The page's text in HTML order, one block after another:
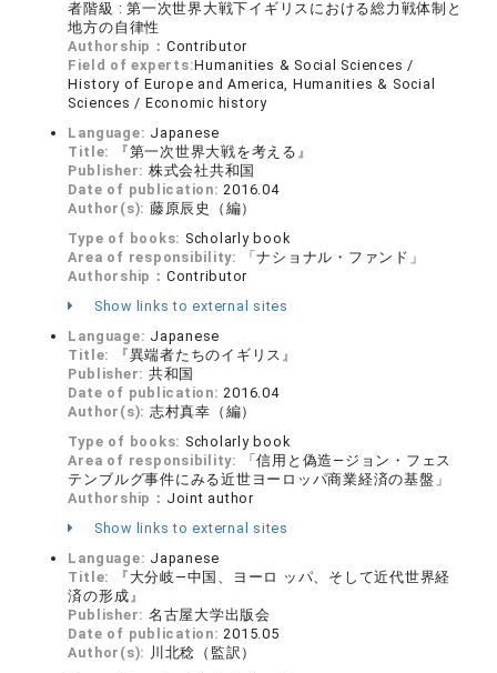
者階級 : 第一次世界大戦下イギリスにおける総力戦体制と
地方の自律性
Authorship： Contributor
Field of experts:Humanities & Social Sciences /
History of Europe and America, Humanities & Social
Sciences / Economic history
Language: Japanese
Title:
『第一次世界大戦を考える』
Publisher: 株式会社共和国
Date of publication:2016.04
Author(s): 藤原辰史（編）
Type of books: Scholarly book
Area of responsibility:
「ナショナル・ファンド」
Authorship： Contributor
Show links to external sites
Language: Japanese
Title:
『異端者たちのイギリス』
Publisher: 共和国
Date of publication:2016.04
Author(s): 志村真幸（編）
Type of books: Scholarly book
Area of responsibility:
「信用と偽造―ジョン・フェス
テンブルグ事件にみる近世ヨーロッパ商業経済の基盤」
Authorship： Joint author
Show links to external sites
Language: Japanese
Title:
『大分岐―中国、ヨーロ ッパ、そして近代世界経
済の形成』
Publisher: 名古屋大学出版会
Date of publication:2015.05
Author(s): 川北稔（監訳）